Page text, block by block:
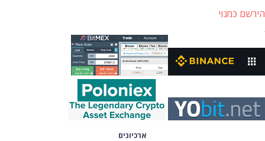
הירשם כמנוי
ארכיונים